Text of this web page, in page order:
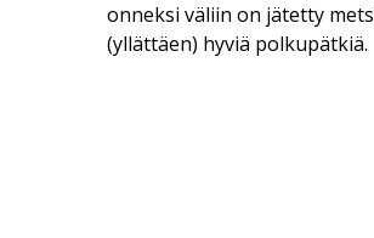
onneksi väliin on jätetty
(yllättäen) hyviä polkupätkiä.